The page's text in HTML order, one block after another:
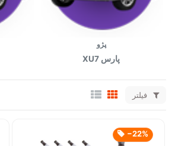
پژو
پارس XU7
فیلتر
‎−22%